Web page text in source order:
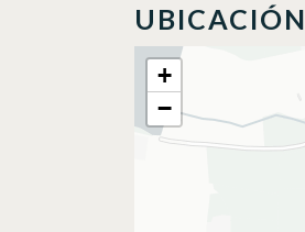
UBICACIÓN
+
−